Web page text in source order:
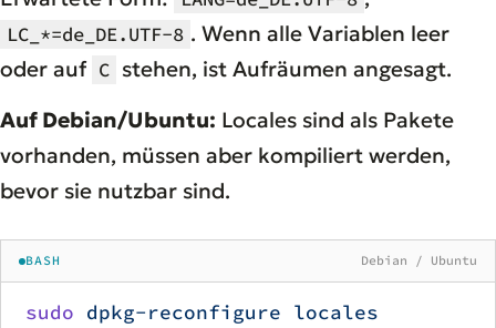
LC_*=de_DE.UTF-8 . Wenn alle Variablen leer
oder auf C stehen, ist Aufräumen angesagt.
Auf Debian/Ubuntu: Locales sind als Pakete
vorhanden, müssen aber kompiliert werden,
bevor sie nutzbar sind.
BASH Debian / Ubuntu
sudo dpkg-reconfigure locales